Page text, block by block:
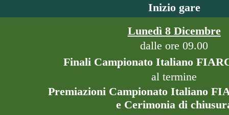
Inizio gare
Lunedì 8 Dicembre
dalle ore 09.00
Finali Campionato Italiano
al termine
Premiazioni Campionato Italiano
e Cerimonia di